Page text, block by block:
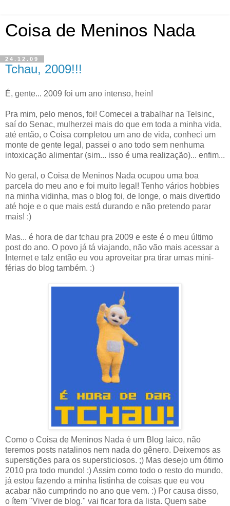
Coisa de Meninos Nada
24.12.09
Tchau, 2009!!!
É, gente... 2009 foi um ano intenso, hein!
Pra mim, pelo menos, foi! Comecei a trabalhar na Telsinc,
saí do Senac, mulherzei mais do que em toda a minha vida,
até então, o Coisa completou um ano de vida, conheci um
monte de gente legal, passei o ano todo sem nenhuma
intoxicação alimentar (sim... isso é uma realização)... enfim...
No geral, o Coisa de Meninos Nada ocupou uma boa
parcela do meu ano e foi muito legal! Tenho vários hobbies
na minha vidinha, mas o blog foi, de longe, o mais divertido
até hoje e o que mais está durando e não pretendo parar
mais! :)
Mas... é hora de dar tchau pra 2009 e este é o meu último
post do ano. O povo já tá viajando, não vão mais acessar a
Internet e talz então eu vou aproveitar pra tirar umas mini-
férias do blog também. :)
Como o Coisa de Meninos Nada é um Blog laico, não
teremos posts natalinos nem nada do gênero. Deixemos as
superstições para os supersticiosos. ;) Mas desejo um ótimo
2010 pra todo mundo! :) Assim como todo o resto do mundo,
já estou fazendo a minha listinha de coisas que eu vou
acabar não cumprindo no ano que vem. :) Por causa disso,
o ítem "Viver de blog." vai ficar fora da lista. Quem sabe